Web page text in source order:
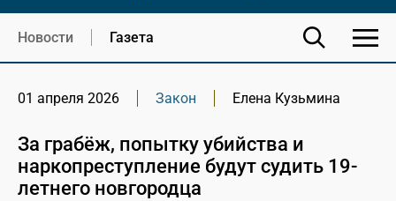
Новости Газета
01 апреля 2026 Закон Елена Кузьмина
За грабёж, попытку убийства и
наркопреступление будут судить 19-
летнего новгородца